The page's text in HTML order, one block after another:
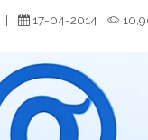
| 17-04-2014